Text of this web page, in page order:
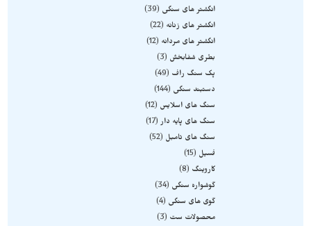
انگشتر های سنگی
39
انگشتر های زنانه
22
انگشتر های مردانه
12
بطری شفابخش
3
پک سنگ راف
49
دستبند سنگی
144
سنگ های اسلایس
12
سنگ های پایه دار 17
سنگ های تامبل
52
فسیل
15
کاروینگ
8
گوشواره سنگی
34
گوی های سنگی
4
محصولات ست
3